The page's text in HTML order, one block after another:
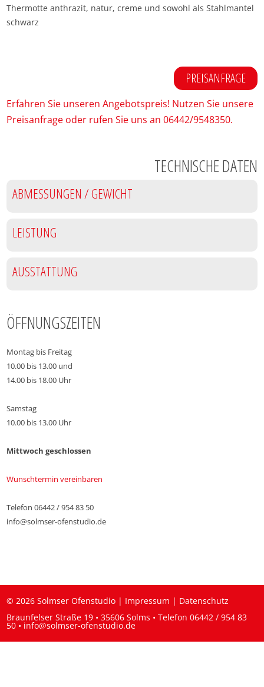
Thermotte anthrazit, natur, creme und sowohl als Stahlmantel
schwarz
PREISANFRAGE
Erfahren Sie unseren Angebotspreis! Nutzen Sie unsere
Preisanfrage oder rufen Sie uns an 06442/9548350.
TECHNISCHE DATEN
ABMESSUNGEN / GEWICHT
LEISTUNG
AUSSTATTUNG
ÖFFNUNGSZEITEN
Montag bis Freitag
10.00 bis 13.00 und
14.00 bis 18.00 Uhr
Samstag
10.00 bis 13.00 Uhr
Mittwoch geschlossen
Wunschtermin vereinbaren
Telefon 06442 / 954 83 50
info@solmser-ofenstudio.de
© 2026 Solmser Ofenstudio | Impressum | Datenschutz
Braunfelser Straße 19 • 35606 Solms • Telefon06442 / 954 83
50 • info@solmser-ofenstudio.de